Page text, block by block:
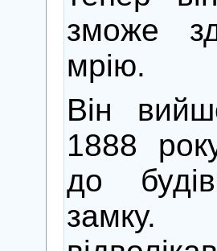
зможе
мрію.
Він
1888
до